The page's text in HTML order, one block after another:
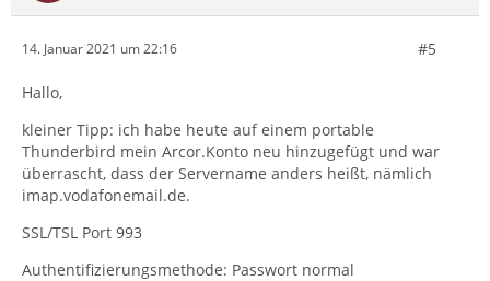
14. Januar 2021 um 22:16 #5
Hallo,
kleiner Tipp: ich habe heute auf einem portable
Thunderbird mein Arcor.Konto neu hinzugefügt und war
überrascht, dass der Servername anders heißt, nämlich
imap.vodafonemail.de.
SSL/TSL Port 993
Authentifizierungsmethode: Passwort normal